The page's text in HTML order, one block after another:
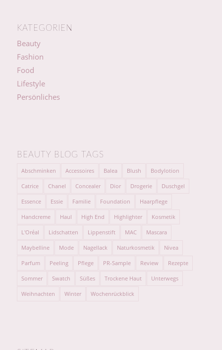
KATEGORIEN
Beauty
Fashion
Food
Lifestyle
Persönliches
BEAUTY BLOG TAGS
Abschminken Accessoires Balea Blush Bodylotion
Catrice Chanel Concealer Dior Drogerie Duschgel
Essence Essie Familie Foundation Haarpflege
Handcreme Haul High End Highlighter Kosmetik
L'Oréal Lidschatten Lippenstift MAC Mascara
Maybelline Mode Nagellack Naturkosmetik Nivea
Parfum Peeling Pflege PR-Sample Review Rezepte
Sommer Swatch Süßes Trockene Haut Unterwegs
Weihnachten Winter Wochenrückblick